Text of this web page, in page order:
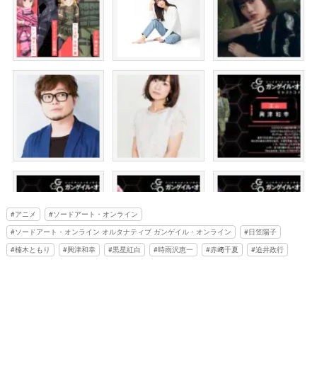
アニメ
ソードアート・オンライン
ソードアート・オンライン オルタナティブ ガンゲイル・オンライン
日笠陽子
楠木ともり
興津和幸 黒星紅白 時雨沢恵一 赤﨑千夏 迫井政行